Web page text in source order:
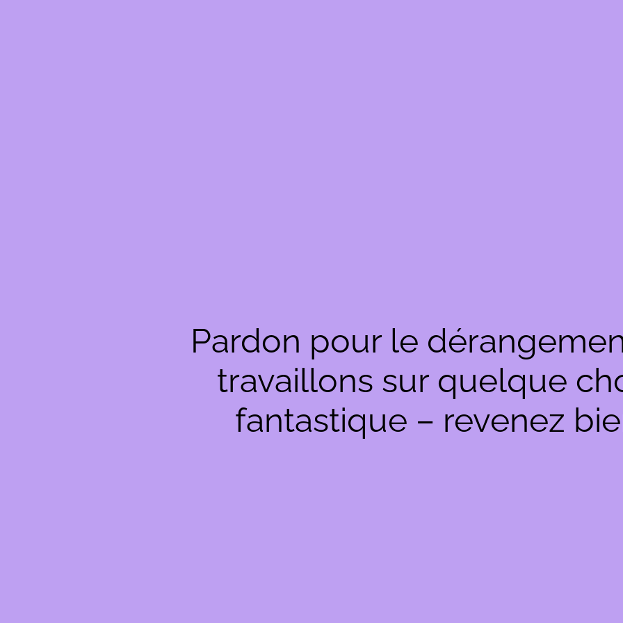
Pardon pour le
travaillons sur quelque
fantastique – revenez